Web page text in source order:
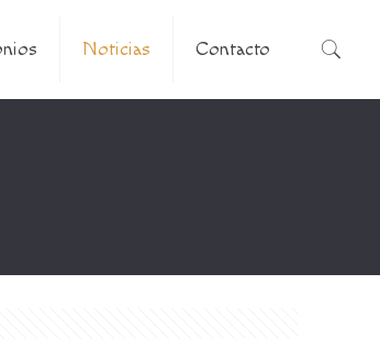
Noticias Contacto